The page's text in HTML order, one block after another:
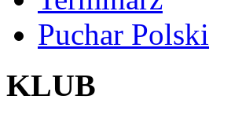
Puchar Polski
KLUB